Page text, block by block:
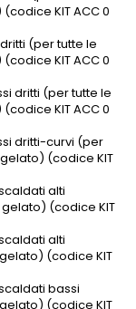
KIT ACC 0
(per tutte le
KIT ACC 0
dritti (per tutte le
KIT ACC 0
dritti-curvi (per
(codice KIT
alti
(codice KIT
alti
(codice KIT
bassi
(codice KIT